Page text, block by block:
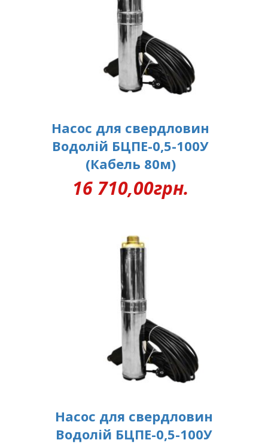
Насос для свердловин
Водолій БЦПЕ-0,5-100У
(Кабель 80м)
16 710,00грн.
Насос для свердловин
Водолій БЦПЕ-0,5-100У